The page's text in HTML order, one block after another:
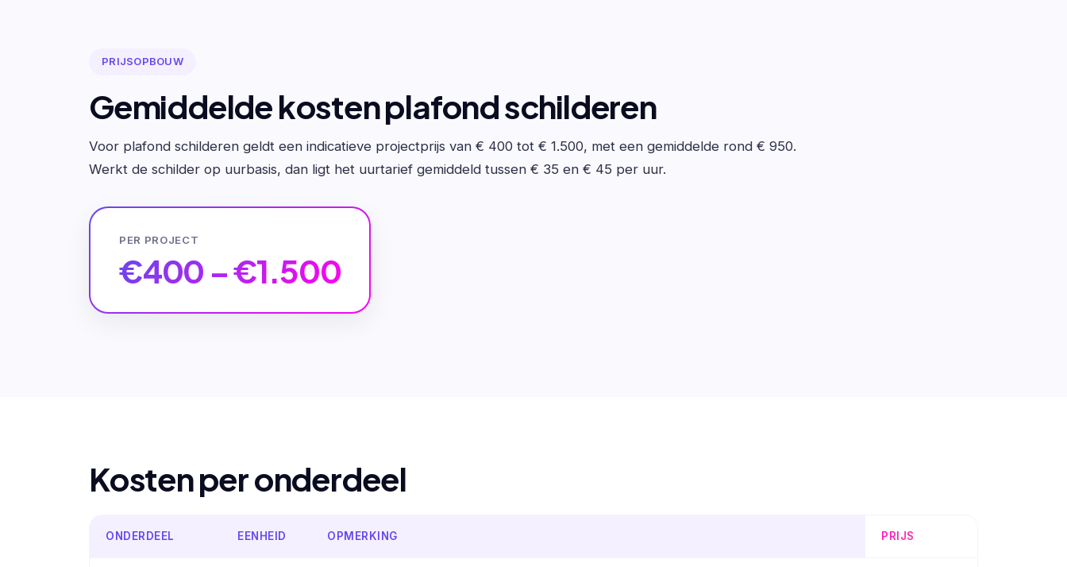
PRIJSOPBOUW
Gemiddelde kosten plafond schilderen
Voor plafond schilderen geldt een indicatieve projectprijs van € 400 tot € 1.500, met een gemiddelde rond € 950.
Werkt de schilder op uurbasis, dan ligt het uurtarief gemiddeld tussen € 35 en € 45 per uur.
PER PROJECT
€400 – €1.500
Kosten per onderdeel
ONDERDEEL EENHEID OPMERKING PRIJS